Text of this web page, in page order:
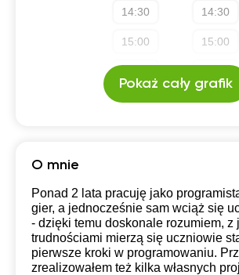
14:30
15:00
16:00
14:30
15:00
16:00
Pokaż cały grafik
O mnie
Ponad 2 lata pracuję jako
gier, a jednocześnie sam wciąż się
- dzięki temu doskonale rozumiem, z
trudnościami mierzą się uczniowie
pierwsze kroki w programowaniu.
zrealizowałem też kilka własnych